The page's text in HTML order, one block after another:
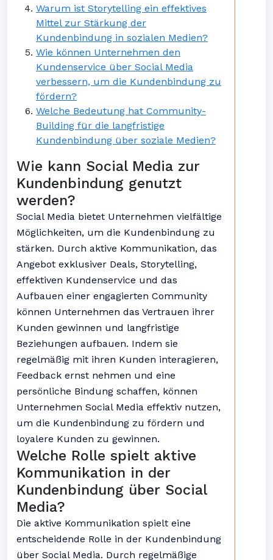
Warum ist Storytelling ein effektives
Mittel zur Stärkung der
Kundenbindung in sozialen Medien?
Wie können Unternehmen den
Kundenservice über Social Media
verbessern, um die Kundenbindung zu
fördern?
Welche Bedeutung hat Community-
Building für die langfristige
Kundenbindung über soziale Medien?
Wie kann Social Media zur
Kundenbindung genutzt
werden?
Social Media bietet Unternehmen vielfältige
Möglichkeiten, um die Kundenbindung zu
stärken. Durch aktive Kommunikation, das
Angebot exklusiver Deals, Storytelling,
effektiven Kundenservice und das
Aufbauen einer engagierten Community
können Unternehmen das Vertrauen ihrer
Kunden gewinnen und langfristige
Beziehungen aufbauen. Indem sie
regelmäßig mit ihren Kunden interagieren,
Feedback ernst nehmen und eine
persönliche Bindung schaffen, können
Unternehmen Social Media effektiv nutzen,
um die Kundenbindung zu fördern und
loyalere Kunden zu gewinnen.
Welche Rolle spielt aktive
Kommunikation in der
Kundenbindung über Social
Media?
Die aktive Kommunikation spielt eine
entscheidende Rolle in der Kundenbindung
über Social Media. Durch regelmäßige